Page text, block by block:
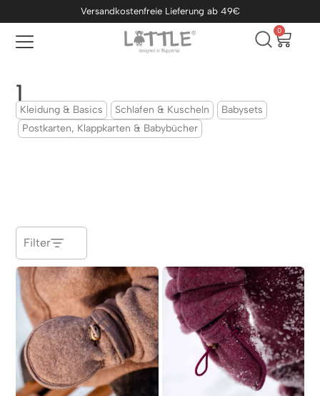
Versandkostenfreie Lieferung ab 49€
0
1
Kleidung & Basics Schlafen & Kuscheln
Babysets
Postkarten, Klappkarten & Babybücher
Filter